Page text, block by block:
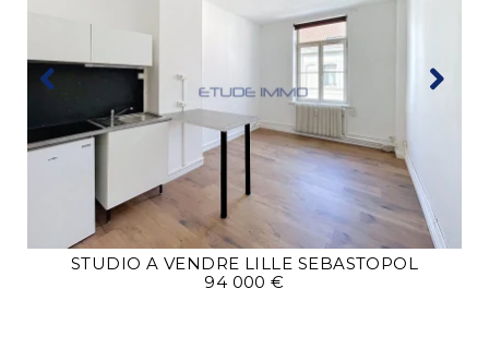
STUDIO A VENDRE LILLE SEBASTOPOL
94 000 €